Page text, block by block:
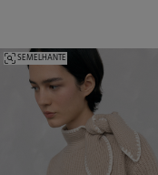
SEMELHANTE